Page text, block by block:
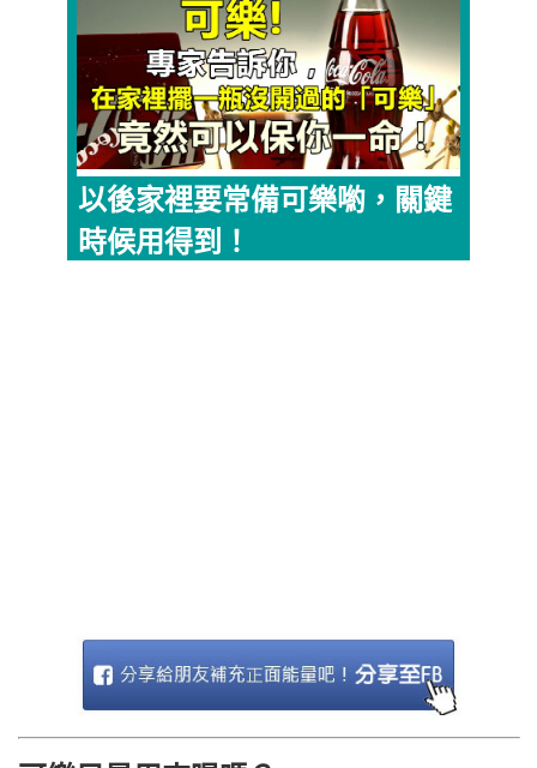
以後家裡要常備可樂喲，關鍵
時候用得到！